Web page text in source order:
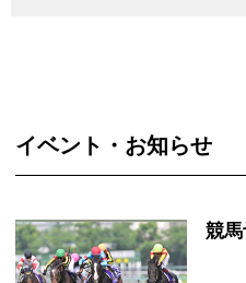
イベント・お知らせ
競馬